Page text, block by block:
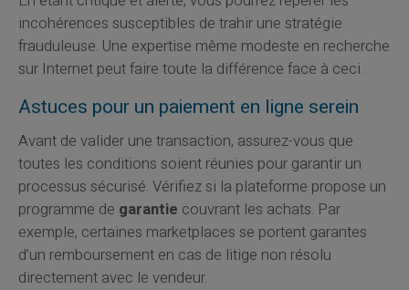
incohérences susceptibles de trahir une stratégie
frauduleuse. Une expertise même modeste en recherche
sur Internet peut faire toute la différence face à ceci.
Astuces pour un paiement en ligne serein
Avant de valider une transaction, assurez-vous que
toutes les conditions soient réunies pour garantir un
processus sécurisé. Vérifiez si la plateforme propose un
programme de garantie couvrant les achats. Par
exemple, certaines marketplaces se portent garantes
d’un remboursement en cas de litige non résolu
directement avec le vendeur.